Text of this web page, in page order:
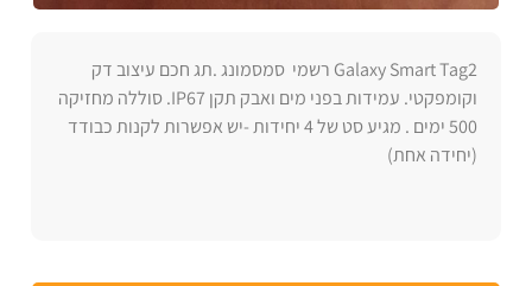
Galaxy Smart Tag2 רשמי סמסמונג .תג חכם עיצוב דק
וקומפקטי. עמידות בפני מים ואבק תקן IP67. סוללה מחזיקה
500 ימים . מגיע סט של 4 יחידות -יש אפשרות לקנות כבודד
(יחידה אחת)